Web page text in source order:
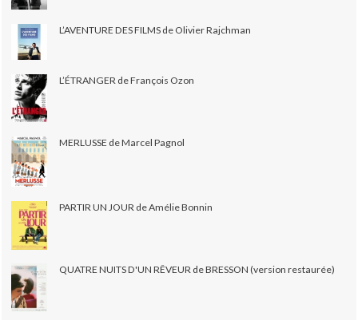
L’AVENTURE DES FILMS de Olivier Rajchman
L’ÉTRANGER de François Ozon
MERLUSSE de Marcel Pagnol
PARTIR UN JOUR de Amélie Bonnin
QUATRE NUITS D'UN RÊVEUR de BRESSON (version restaurée)